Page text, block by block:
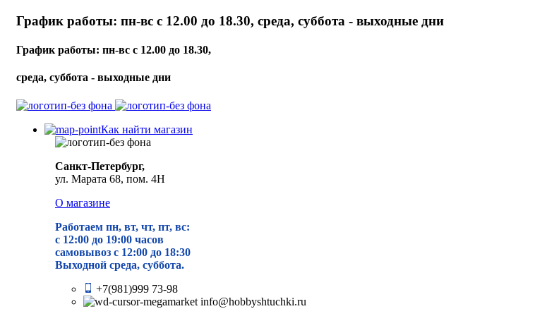
График работы: пн-вс с 12.00 до 18.30, среда, суббота - выходные дни
График работы: пн-вс с 12.00 до 18.30,
среда, суббота - выходные дни
Как найти магазин
Санкт-Петербург,
ул. Марата 68, пом. 4Н
О магазине
Работаем пн, вт, чт, пт, вс:
с 12:00 до 19:00 часов
самовывоз с 12:00 до 18:30
Выходной среда, суббота.
+7(981)999 73-98
info@hobbyshtuchki.ru